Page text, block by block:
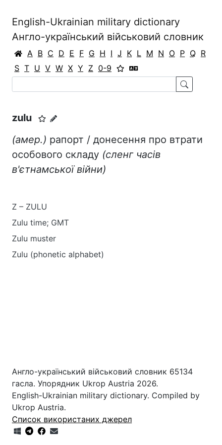
English-Ukrainian military dictionary
Англо-український військовий словник
A B C D E F G H I J K L M N O P Q R
S T U V W X Y Z 0-9
zulu
(амер.) рапорт / донесення про втрати
особового складу (сленг часів
в'єтнамської війни)
Z – ZULU
Zulu time; GMT
Zulu muster
Zulu (phonetic alphabet)
Англо-український військовий словник 65134
гасла. Упорядник Ukrop Austria 2026.
English-Ukrainian military dictionary. Compiled by
Ukrop Austria.
Список використаних джерел